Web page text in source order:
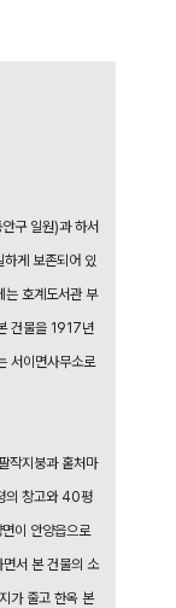
구 일원)과 하서
게 보존되어 있
는 호계도서관 부
건물을 1917년
서이면사무소로
작지붕과 홑처마
의 창고와 40평
이 안양읍으로
서 본 건물의 소
가 줄고 한옥 본